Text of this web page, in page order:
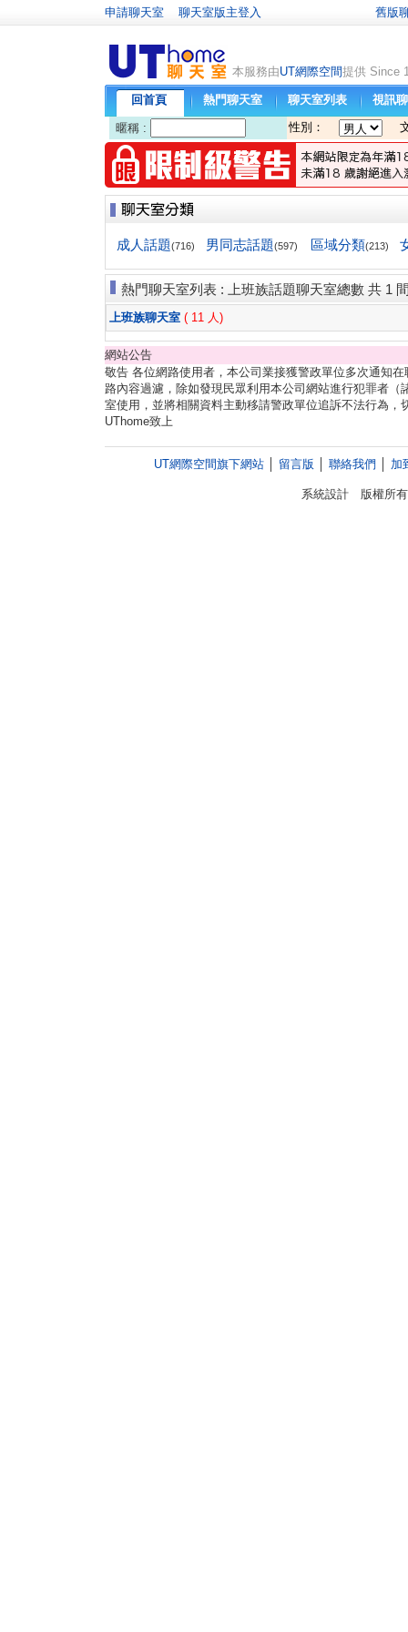
申請聊天室 聊天室版主登入 舊版
本服務由UT網際空間提供 Since
回首頁 熱門聊天室 聊天室列表 視訊
暱稱 : 性別：
成人話題(716) 男同志話題(597) 區域分類(213)
熱門聊天室列表 : 上班族話題聊天室總數 共 1
上班族聊天室 ( 11 人)
網站公告
敬告 各位網路使用者，本公司業接獲警政單位多次通知
路內容過濾，除如發現民眾利用本公司網站進行犯罪者
室使用，並將相關資料主動移請警政單位追訴不法行為，
UThome致上
UT網際空間旗下網站│ 留言版 聯絡我們 加
系統設計 版權所